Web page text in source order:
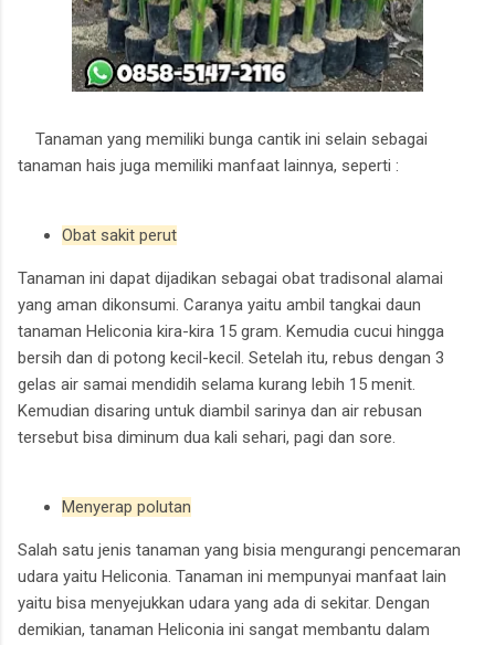
Tanaman yang memiliki bunga cantik ini selain sebagai
tanaman hais juga memiliki manfaat lainnya, seperti :
Obat sakit perut
Tanaman ini dapat dijadikan sebagai obat tradisonal alamai
yang aman dikonsumi. Caranya yaitu ambil tangkai daun
tanaman Heliconia kira-kira 15 gram. Kemudia cucui hingga
bersih dan di potong kecil-kecil. Setelah itu, rebus dengan 3
gelas air samai mendidih selama kurang lebih 15 menit.
Kemudian disaring untuk diambil sarinya dan air rebusan
tersebut bisa diminum dua kali sehari, pagi dan sore.
Menyerap polutan
Salah satu jenis tanaman yang bisia mengurangi pencemaran
udara yaitu Heliconia. Tanaman ini mempunyai manfaat lain
yaitu bisa menyejukkan udara yang ada di sekitar. Dengan
demikian, tanaman Heliconia ini sangat membantu dalam